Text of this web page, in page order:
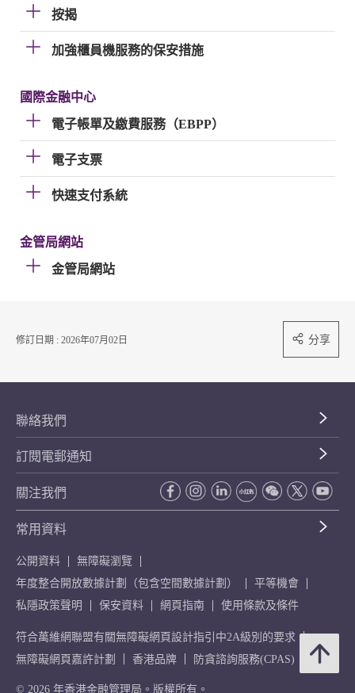
按揭
加強櫃員機服務的保安措施
國際金融中心
電子帳單及繳費服務（EBPP）
電子支票
快速支付系統
金管局網站
金管局網站
修訂日期 : 2026年07月02日 分享
聯絡我們
訂閱電郵通知
關注我們
常用資料
公開資料
無障礙瀏覽
年度整合開放數據計劃（包含空間數據計劃）
平等機會
私隱政策聲明
保安資料 網頁指南 使用條款及條件
符合萬維網聯盟有關無障礙網頁設計指引中2A級別的要求
無障礙網頁嘉許計劃
香港品牌 防貪諮詢服務(CPAS)
© 2026 年香港金融管理局。版權所有。